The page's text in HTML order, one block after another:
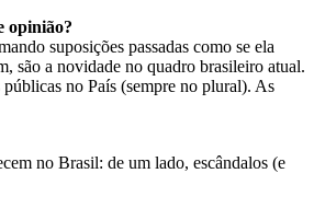
opinião?
suposições passadas como se ela
são a novidade no quadro brasileiro atual.
públicas no País (sempre no plural). As
no Brasil: de um lado, escândalos (e